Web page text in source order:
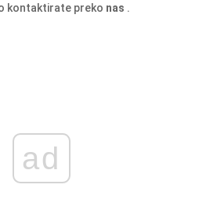
kontaktirate preko nas .
ad